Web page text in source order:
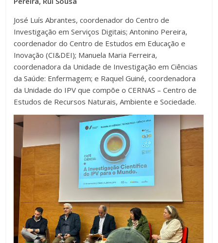
José Luís Abrantes, coordenador do Centro de
Investigação em Serviços Digitais; Antonino Pereira,
coordenador do Centro de Estudos em Educação e
Inovação (CI&DEI); Manuela Maria Ferreira,
coordenadora da Unidade de Investigação em Ciências
da Saúde: Enfermagem; e Raquel Guiné, coordenadora
da Unidade do IPV que compõe o CERNAS – Centro de
Estudos de Recursos Naturais, Ambiente e Sociedade.